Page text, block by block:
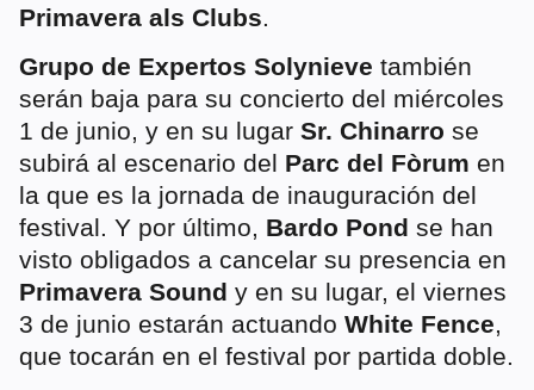
Primavera als Clubs.
Grupo de Expertos Solynieve también
serán baja para su concierto del miércoles
1 de junio, y en su lugar Sr. Chinarro se
subirá al escenario del Parc del Fòrum en
la que es la jornada de inauguración del
festival. Y por último, Bardo Pond se han
visto obligados a cancelar su presencia en
Primavera Sound y en su lugar, el viernes
3 de junio estarán actuando White Fence,
que tocarán en el festival por partida doble.